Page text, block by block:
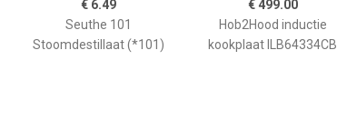
€ 6.49
Seuthe 101
Stoomdestillaat (*101)
€ 499.00
Hob2Hood inductie
kookplaat ILB64334CB